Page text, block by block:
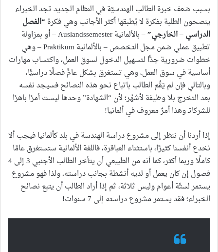
بسبب ضعف خبرة الطالب الهندسيَّة في النظام الجديد تجد الخبراء
ينصحون الطلبة بفكرة لا يُطبقها أكثر الأجانب وهي فكرة “الفصل
الدراسي – الخارجي”
– بالألمانية Auslandssemester – أو بمزاولة
تطبيق عملي ضمن مجل التخصص – بالألمانية Praktikum – وهي
خطوات ضرورية جدًّا لتسهيل الدخول لسوق العمل، واكتساب مهارات
أساسية في سوق العمل، وهي تستغرق بشكل عامٍّ فصلًا دراسيًّا،
وبالتالي فإن لم يَقُم الطالب باتباع نحو هذه النصائح فسيجد نفسه
بعد التخرج بلا وظيفة لأشْهُر؛ لأن “الشهادة” وحدها ليست أمرًا باهرًا
للشركاتـ وهذا أمرٌ معروف في ألمانيا!
إذا أردنا أن ننظر إلى مشروع دراسة الهندسة في بلد كألمانيا فيجب ألا
نخدع أنفسنا كثيرًا، باستثناء العباقرة، فاللغة الألمانية ستستغرق عامًا
كاملًا وربما أكثر، كما أنه من الطبيعي أن يتأخر الطالب الأجنبي 3 إلى 4
فصول إن كان يعمل أو لديه أنشطة بجانب دراسته، ولذا فهو مشروع
يستمر لستَّة أعوام وليس ثلاثة، ثم إذا أراد الطالب أن يتبع نصائح
الخبراء؛ فقد يستمر مشروع دراسته إلى 7 سنوات!